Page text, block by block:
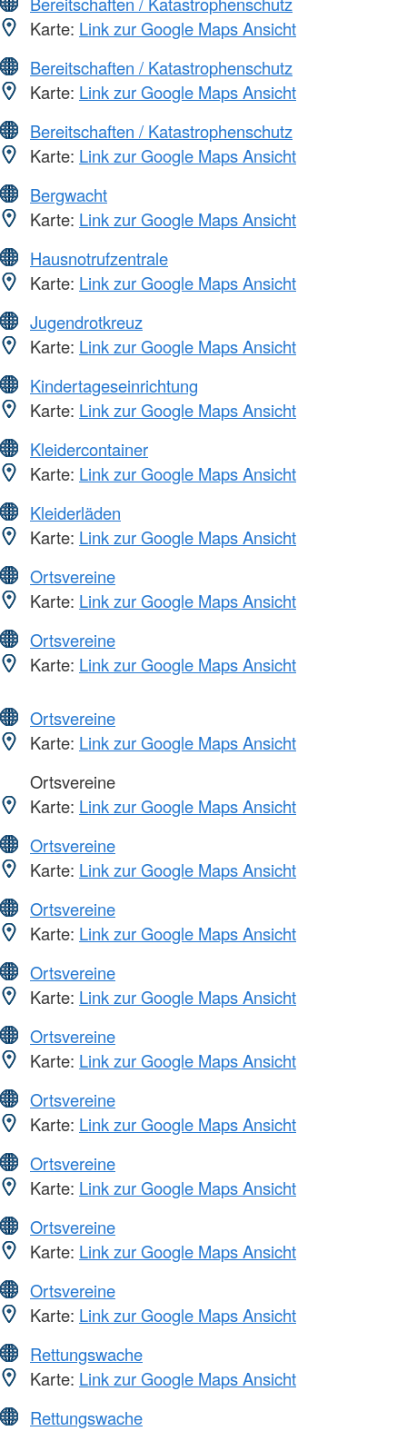
Karte: Link zur Google Maps Ansicht
Bereitschaften / Katastrophenschutz
Karte: Link zur Google Maps Ansicht
Bereitschaften / Katastrophenschutz
Karte: Link zur Google Maps Ansicht
Bergwacht
Karte: Link zur Google Maps Ansicht
Hausnotrufzentrale
Karte: Link zur Google Maps Ansicht
Jugendrotkreuz
Karte: Link zur Google Maps Ansicht
Kindertageseinrichtung
Karte: Link zur Google Maps Ansicht
Kleidercontainer
Karte: Link zur Google Maps Ansicht
Kleiderläden
Karte: Link zur Google Maps Ansicht
Ortsvereine
Karte: Link zur Google Maps Ansicht
Ortsvereine
Karte: Link zur Google Maps Ansicht
Ortsvereine
Karte: Link zur Google Maps Ansicht
Ortsvereine
Karte: Link zur Google Maps Ansicht
Ortsvereine
Karte: Link zur Google Maps Ansicht
Ortsvereine
Karte: Link zur Google Maps Ansicht
Ortsvereine
Karte: Link zur Google Maps Ansicht
Ortsvereine
Karte: Link zur Google Maps Ansicht
Ortsvereine
Karte: Link zur Google Maps Ansicht
Ortsvereine
Karte: Link zur Google Maps Ansicht
Ortsvereine
Karte: Link zur Google Maps Ansicht
Ortsvereine
Karte: Link zur Google Maps Ansicht
Rettungswache
Karte: Link zur Google Maps Ansicht
Rettungswache